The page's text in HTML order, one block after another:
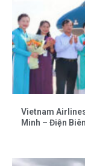
Vietnam
Minh – Điện Biên